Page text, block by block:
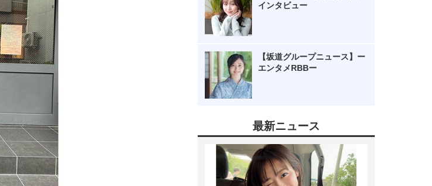
インタビュー
【坂道グループニュース】ー
エンタメRBBー
最新ニュース